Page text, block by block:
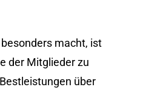
macht, ist
der Mitglieder zu
über